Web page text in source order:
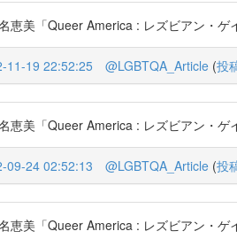
名恵美「Queer America : レズビアン・
11-19 22:52:25 @LGBTQA_Article (投
名恵美「Queer America : レズビアン・
09-24 02:52:13 @LGBTQA_Article (投
名恵美「Queer America : レズビアン・